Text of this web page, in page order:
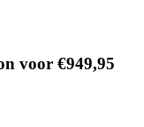
voor €949,95